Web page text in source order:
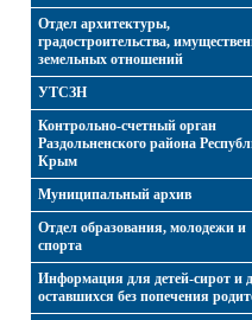
Отдел архитектуры,
градостроительства,
земельных отношений
УТСЗН
Контрольно-счетный орган
Раздольненского района
Крым
Муниципальный архив
Отдел образования, молодежи и
спорта
Информация для детей-сирот и
оставшихся без попечения